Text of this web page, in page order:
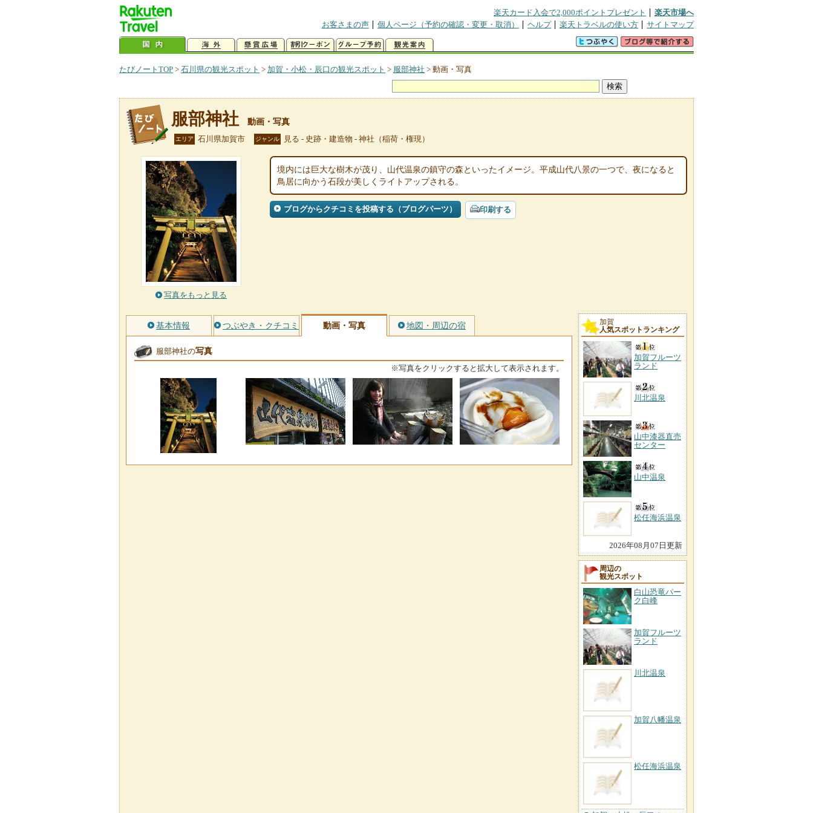
楽天カード入会で2,000ポイントプレゼント
楽天市場へ
お客さまの声
個人ページ（予約の確認・変更・取消） ヘルプ 楽天トラベルの使い方 サイトマップ
たびノートTOP > 石川県の観光スポット > 加賀・小松・辰口の観光スポット > 服部神社 > 動画・写真
服部神社 動画・写真
エリア 石川県加賀市 ジャンル 見る - 史跡・建造物 - 神社（稲荷・権現）
写真をもっと見る
境内には巨大な樹木が茂り、山代温泉の鎮守の森といったイメージ。平成山代八景の一つで、夜になると
鳥居に向かう石段が美しくライトアップされる。
ブログからクチコミを投稿する（ブログパーツ） 印刷する
基本情報 つぶやき・クチコミ 動画・写真 地図・周辺の宿
服部神社の写真
※写真をクリックすると拡大して表示されます。
加賀
人気スポットランキング
加賀フルーツ
ランド
川北温泉
山中漆器直売
センター
山中温泉
松任海浜温泉
2026年08月07日更新
周辺の
観光スポット
白山恐竜パー
ク白峰
加賀フルーツ
ランド
川北温泉
加賀八幡温泉
松任海浜温泉